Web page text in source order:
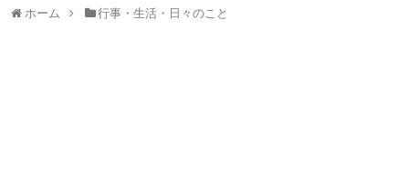
ホーム 行事・生活・日々のこと